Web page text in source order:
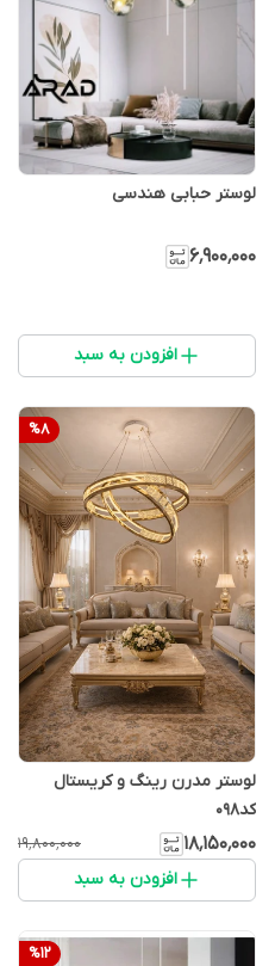
لوستر حبابی هندسی
۶٬۹۰۰٬۰۰۰
افزودن به سبد
%8
لوستر مدرن رینگ و کریستال
کد۰۹۸
۱۸٬۱۵۰٬۰۰۰ ۱۹٬۸۰۰٬۰۰۰
افزودن به سبد
%12